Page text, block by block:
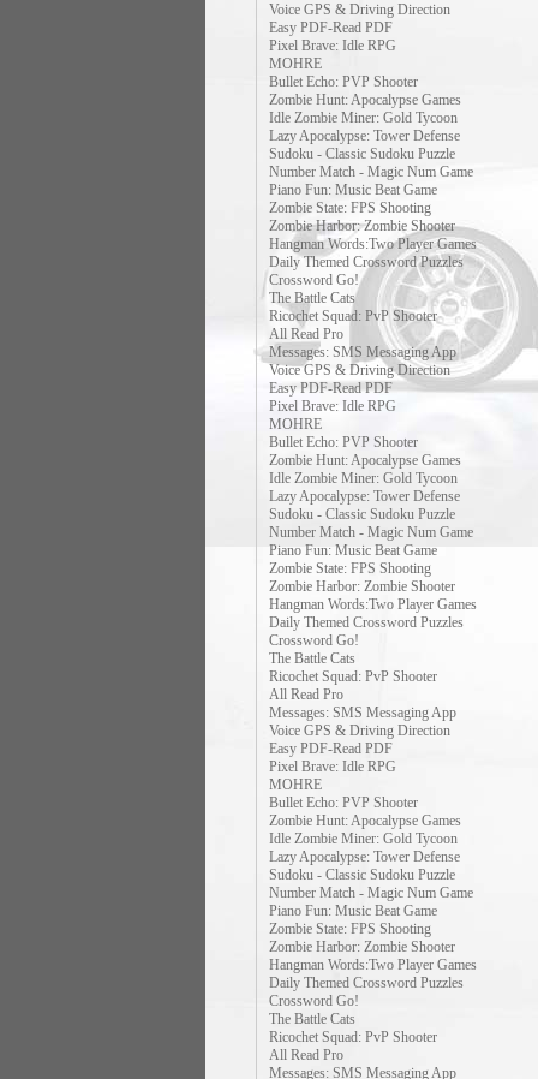
Voice GPS & Driving Direction
Easy PDF-Read PDF
Pixel Brave: Idle RPG
MOHRE
Bullet Echo: PVP Shooter
Zombie Hunt: Apocalypse Games
Idle Zombie Miner: Gold Tycoon
Lazy Apocalypse: Tower Defense
Sudoku - Classic Sudoku Puzzle
Number Match - Magic Num Game
Piano Fun: Music Beat Game
Zombie State: FPS Shooting
Zombie Harbor: Zombie Shooter
Hangman Words:Two Player Games
Daily Themed Crossword Puzzles
Crossword Go!
The Battle Cats
Ricochet Squad: PvP Shooter
All Read Pro
Messages: SMS Messaging App
Voice GPS & Driving Direction
Easy PDF-Read PDF
Pixel Brave: Idle RPG
MOHRE
Bullet Echo: PVP Shooter
Zombie Hunt: Apocalypse Games
Idle Zombie Miner: Gold Tycoon
Lazy Apocalypse: Tower Defense
Sudoku - Classic Sudoku Puzzle
Number Match - Magic Num Game
Piano Fun: Music Beat Game
Zombie State: FPS Shooting
Zombie Harbor: Zombie Shooter
Hangman Words:Two Player Games
Daily Themed Crossword Puzzles
Crossword Go!
The Battle Cats
Ricochet Squad: PvP Shooter
All Read Pro
Messages: SMS Messaging App
Voice GPS & Driving Direction
Easy PDF-Read PDF
Pixel Brave: Idle RPG
MOHRE
Bullet Echo: PVP Shooter
Zombie Hunt: Apocalypse Games
Idle Zombie Miner: Gold Tycoon
Lazy Apocalypse: Tower Defense
Sudoku - Classic Sudoku Puzzle
Number Match - Magic Num Game
Piano Fun: Music Beat Game
Zombie State: FPS Shooting
Zombie Harbor: Zombie Shooter
Hangman Words:Two Player Games
Daily Themed Crossword Puzzles
Crossword Go!
The Battle Cats
Ricochet Squad: PvP Shooter
All Read Pro
Messages: SMS Messaging App